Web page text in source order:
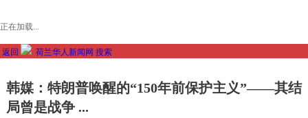
正在加载...
返回 荷兰华人新闻网 搜索
韩媒：特朗普唤醒的“150年前保护主义”——其结
局曾是战争 ...